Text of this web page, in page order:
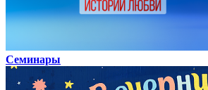
Семинары